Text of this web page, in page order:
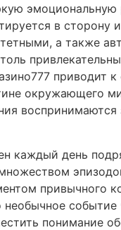
эмоциональную
в сторону
а также
приводит
окружающего
воспринимаются
каждый день
привычного
необычное событие
понимание